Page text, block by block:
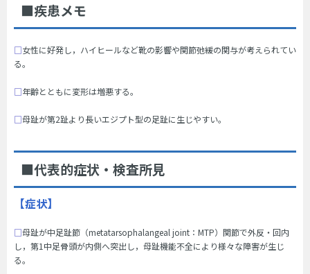
■疾患メモ
□女性に好発し，ハイヒールなど靴の影響や関節弛緩の関与が考えられてい
る。
□年齢とともに変形は増悪する。
□母趾が第2趾より長いエジプト型の足趾に生じやすい。
■代表的症状・検査所見
【症状】
□母趾が中足趾節（metatarsophalangeal joint：MTP）関節で外反・回内
し，第1中足骨頭が内側へ突出し，母趾機能不全により様々な障害が生じ
る。